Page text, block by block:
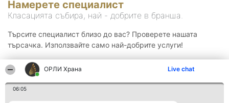
ОРЛИ Храна Live chat
06:05
Намерете специалист
Класацията събира, най - добрите в бранша.
Търсите специалист близо до вас? Проверете нашата
търсачка. Използвайте само най-добрите услуги!